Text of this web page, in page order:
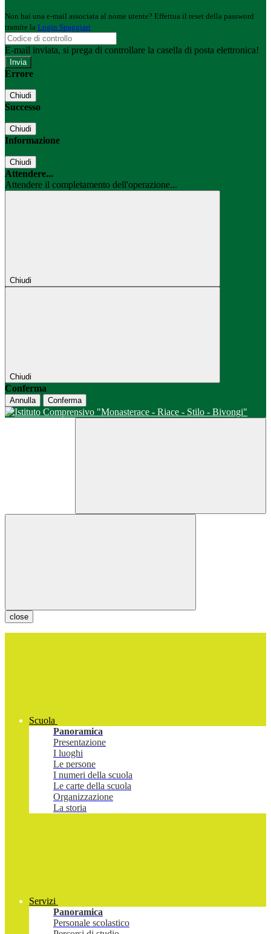
Non hai una e-mail associata al nome utente? Effettua il reset della password
tramite la Login Spaggiari
E-mail inviata, si prega di controllare la casella di posta elettronica!
Errore
Chiudi
Successo
Chiudi
Informazione
Chiudi
Attendere...
Attendere il completamento dell'operazione...
Chiudi
Chiudi
Conferma
Annulla Conferma
close
Scuola
Panoramica
Presentazione
I luoghi
Le persone
I numeri della scuola
Le carte della scuola
Organizzazione
La storia
Servizi
Panoramica
Personale scolastico